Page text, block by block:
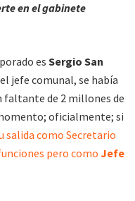
en el gabinete
es Sergio San
jefe comunal, se había
faltante de 2 millones de
oficialmente; si
salida como Secretario
pero como Jefe